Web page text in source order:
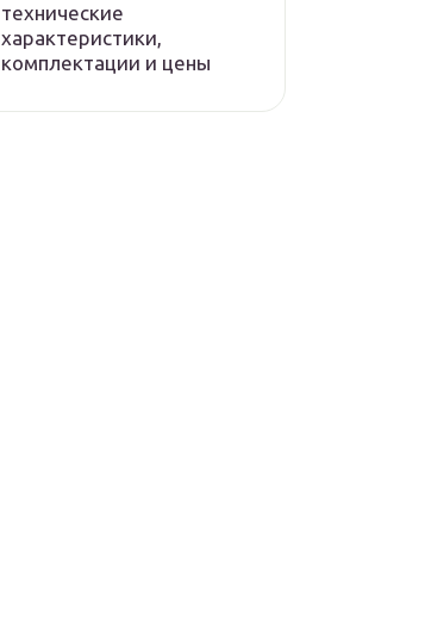
технические
характеристики,
комплектации и цены